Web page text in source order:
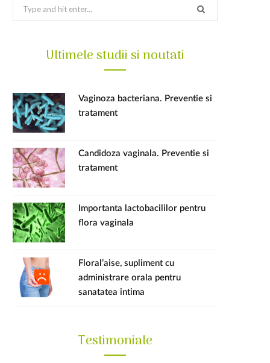
e
f
o
r
Ultimele studii si noutati
Vaginoza bacteriana. Preventie si
tratament
Candidoza vaginala. Preventie si
tratament
Importanta lactobacililor pentru
flora vaginala
Floral’aise, supliment cu
administrare orala pentru
sanatatea intima
Testimoniale